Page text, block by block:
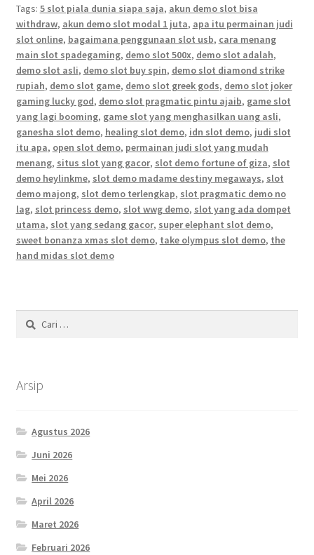
Tags: 5 slot piala dunia siapa saja, akun demo slot bisa
withdraw, akun demo slot modal 1 juta, apa itu permainan judi
slot online, bagaimana penggunaan slot usb, cara menang
main slot spadegaming, demo slot 500x, demo slot adalah,
demo slot asli, demo slot buy spin, demo slot diamond strike
rupiah, demo slot game, demo slot greek gods, demo slot joker
gaming lucky god, demo slot pragmatic pintu ajaib, game slot
yang lagi booming, game slot yang menghasilkan uang asli,
ganesha slot demo, healing slot demo, idn slot demo, judi slot
itu apa, open slot demo, permainan judi slot yang mudah
menang, situs slot yang gacor, slot demo fortune of giza, slot
demo heylinkme, slot demo madame destiny megaways, slot
demo majong, slot demo terlengkap, slot pragmatic demo no
lag, slot princess demo, slot wwg demo, slot yang ada dompet
utama, slot yang sedang gacor, super elephant slot demo,
sweet bonanza xmas slot demo, take olympus slot demo, the
hand midas slot demo
Cari
untuk:
Arsip
Agustus 2026
Juni 2026
Mei 2026
April 2026
Maret 2026
Februari 2026